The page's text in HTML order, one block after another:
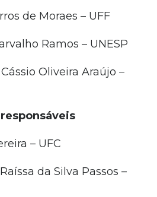
de Moraes – UFF
Ramos – UNESP
Oliveira Araújo –
– UFC
da Silva Passos –